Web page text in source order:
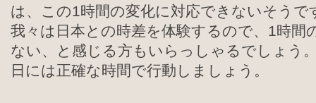
は、この1時間の変化に対応できないそうで
我々は日本との時差を体験するので、1時間
ない、と感じる方もいらっしゃるでしょう
日には正確な時間で行動しましょう。